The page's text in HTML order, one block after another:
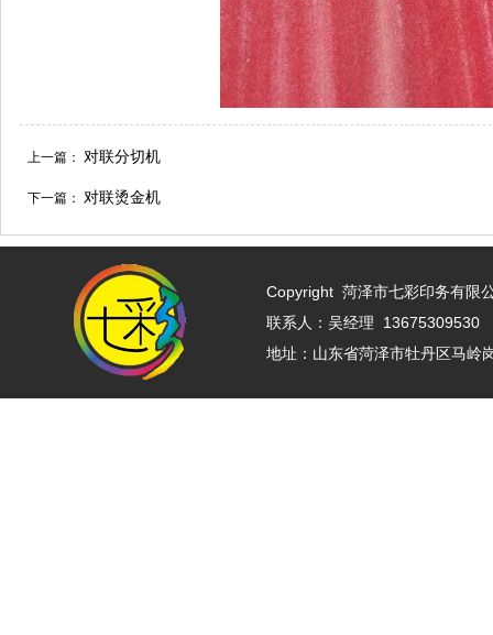
上一篇： 对联分切机
下一篇： 对联烫金机
Copyright 菏泽市七彩印务有限
联系人：吴经理
地址：山东省菏泽市牡丹区马